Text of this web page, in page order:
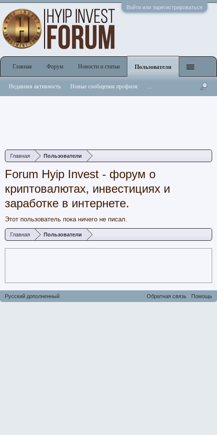
Войти или зарегистрироваться
Главная Пользователи
Forum Hyip Invest - форум о
криптовалютах, инвестициях и
заработке в интернете.
Этот пользователь пока ничего не писал.
Главная Пользователи
Главная Форум Новости и статьи Пользователи
Недавняя активность Новые сообщения профиля ...
Русский дополненный Обратная связь Помощь